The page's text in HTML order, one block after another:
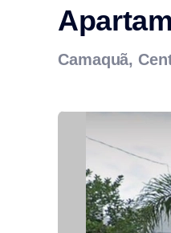
Camaquã,